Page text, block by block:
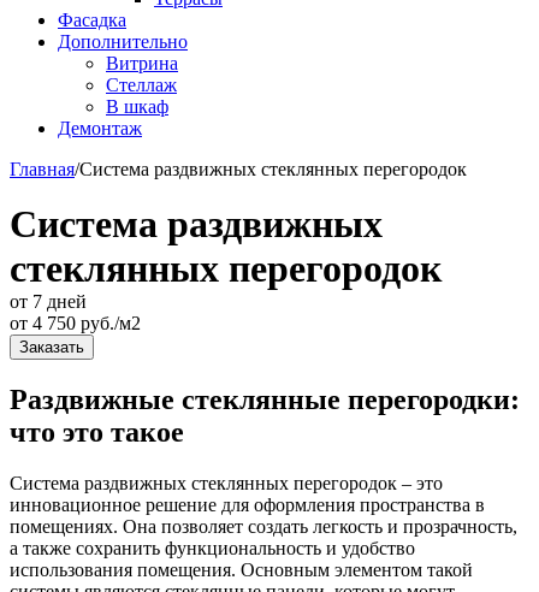
Фасадка
Дополнительно
Витрина
Стеллаж
В шкаф
Демонтаж
Главная/Система раздвижных стеклянных перегородок
Система раздвижных
стеклянных перегородок
от 7 дней
от 4 750 руб./м2
Заказать
Раздвижные стеклянные перегородки:
что это такое
Система раздвижных стеклянных перегородок – это
инновационное решение для оформления пространства в
помещениях. Она позволяет создать легкость и прозрачность,
а также сохранить функциональность и удобство
использования помещения. Основным элементом такой